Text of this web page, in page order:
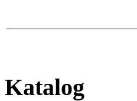
Katalog